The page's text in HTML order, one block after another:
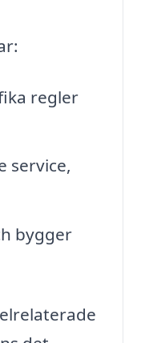
regler
service,
bygger